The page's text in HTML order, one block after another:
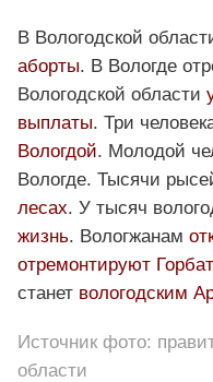
В Вологодской
аборты. В Вологде
Вологодской области
выплаты. Три
Вологдой. Молодой
Вологде. Тысячи
лесах. У тысяч
жизнь. Вологжанам
отремонтируют
станет вологодским
Источник фото:
области